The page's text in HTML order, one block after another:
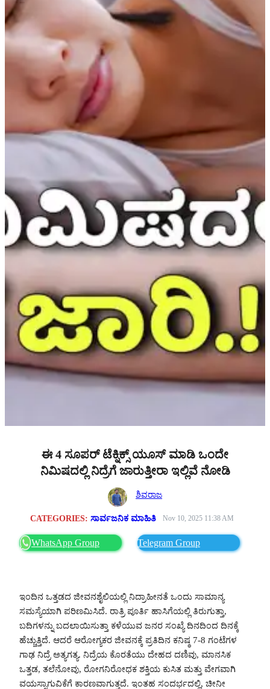
ಈ 4 ಸೂಪರ್‌ ಟೆಕ್ನಿಕ್ಸ್ ಯೂಸ್‌ ಮಾಡಿ ಒಂದೇ
ನಿಮಿಷದಲ್ಲಿ ನಿದ್ರೆಗೆ ಜಾರುತ್ತೀರಾ ಇಲ್ಲಿವೆ ನೋಡಿ
ಶಿವರಾಜ
CATEGORIES: ಸಾರ್ವಜನಿಕ ಮಾಹಿತಿ Nov 10, 2025 11:38 AM
WhatsApp Group Telegram Group
ಇಂದಿನ ಒತ್ತಡದ ಜೀವನಶೈಲಿಯಲ್ಲಿ ನಿದ್ರಾಹೀನತೆ ಒಂದು ಸಾಮಾನ್ಯ
ಸಮಸ್ಯೆಯಾಗಿ ಪರಿಣಮಿಸಿದೆ. ರಾತ್ರಿ ಪೂರ್ತಿ ಹಾಸಿಗೆಯಲ್ಲಿ ತಿರುಗುತ್ತಾ,
ಬದಿಗಳನ್ನು ಬದಲಾಯಿಸುತ್ತಾ ಕಳೆಯುವ ಜನರ ಸಂಖ್ಯೆ ದಿನದಿಂದ ದಿನಕ್ಕೆ
ಹೆಚ್ಚುತ್ತಿದೆ. ಆದರೆ ಆರೋಗ್ಯಕರ ಜೀವನಕ್ಕೆ ಪ್ರತಿದಿನ ಕನಿಷ್ಠ 7-8 ಗಂಟೆಗಳ
ಗಾಢ ನಿದ್ರೆ ಅತ್ಯಗತ್ಯ. ನಿದ್ರೆಯ ಕೊರತೆಯು ದೇಹದ ದಣಿವು, ಮಾನಸಿಕ
ಒತ್ತಡ, ತಲೆನೋವು, ರೋಗನಿರೋಧಕ ಶಕ್ತಿಯ ಕುಸಿತ ಮತ್ತು ವೇಗವಾಗಿ
ವಯಸ್ಸಾಗುವಿಕೆಗೆ ಕಾರಣವಾಗುತ್ತದೆ. ಇಂತಹ ಸಂದರ್ಭದಲ್ಲಿ, ಚೀನೀ